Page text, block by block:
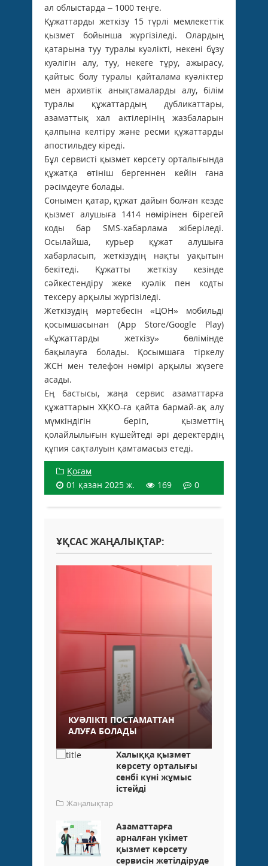
ал облыстарда – 1000 теңге.
Құжаттарды жеткізу 15 түрлі мемлекеттік
қызмет бойынша жүргізіледі. Олардың
қатарына туу туралы куәлікті, некені бұзу
куәлігін алу, туу, некеге тұру, ажырасу,
қайтыс болу туралы қайталама куәліктер
мен архивтік анықтамаларды алу, білім
туралы құжаттардың дубликаттары,
азаматтық хал актілерінің жазбаларын
қалпына келтіру және ресми құжаттарды
апостильдеу кіреді.
Бұл сервисті қызмет көрсету орталығында
құжатқа өтініш бергеннен кейін ғана
рәсімдеуге болады.
Сонымен қатар, құжат дайын болған кезде
қызмет алушыға 1414 нөмірінен бірегей
коды бар SMS-хабарлама жіберіледі.
Осылайша, курьер құжат алушыға
хабарласып, жеткізудің нақты уақытын
бекітеді. Құжатты жеткізу кезінде
сәйкестендіру жеке куәлік пен кодты
тексеру арқылы жүргізіледі.
Жеткізудің мәртебесін «ЦОН» мобильді
қосымшасынан (App Store/Google Play)
«Құжаттарды жеткізу» бөлімінде
бақылауға болады. Қосымшаға тіркелу
ЖСН мен телефон нөмірі арқылы жүзеге
асады.
Ең бастысы, жаңа сервис азаматтарға
құжаттарын ХҚКО-ға қайта бармай-ақ алу
мүмкіндігін беріп, қызметтің
қолайлылығын күшейтеді әрі деректердің
құпия сақталуын қамтамасыз етеді.
Қоғам
01 қазан 2025 ж.
169 0
ҰҚСАС ЖАҢАЛЫҚТАР:
КУӘЛІКТІ ПОСТАМАТТАН
АЛУҒА БОЛАДЫ
Халыққа қызмет
көрсету орталығы
сенбі күні жұмыс
істейді
Жаңалықтар
Азаматтарға
арналған үкімет
қызмет көрсету
сервисін жетілдіруде